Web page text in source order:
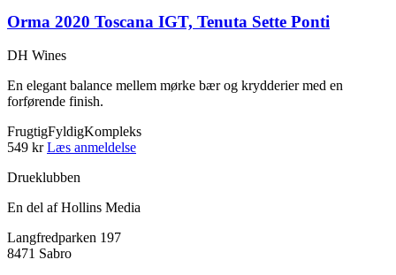
Orma 2020 Toscana IGT, Tenuta Sette Ponti
DH Wines
En elegant balance mellem mørke bær og krydderier med en
forførende finish.
FrugtigFyldigKompleks
549 kr Læs anmeldelse
Drueklubben
En del af Hollins Media
Langfredparken 197
8471 Sabro